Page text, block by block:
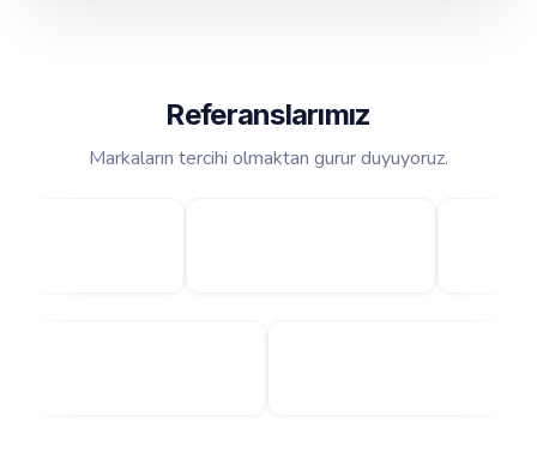
Referanslarımız
Markaların tercihi olmaktan gurur duyuyoruz.